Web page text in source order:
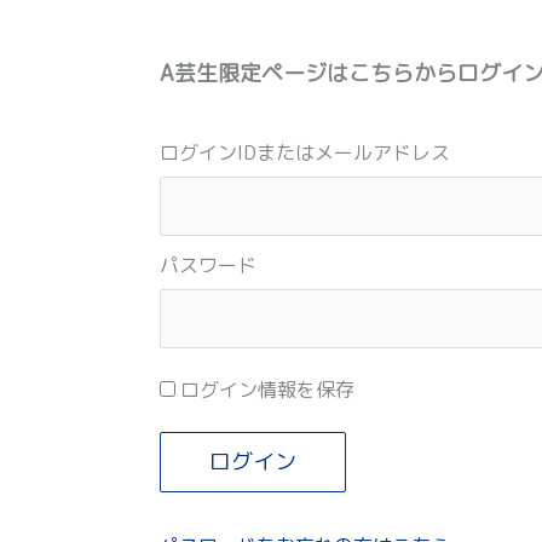
A芸生限定ページはこちらからログイ
ログインIDまたはメールアドレス
パスワード
ログイン情報を保存